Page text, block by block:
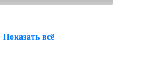
Показать всё